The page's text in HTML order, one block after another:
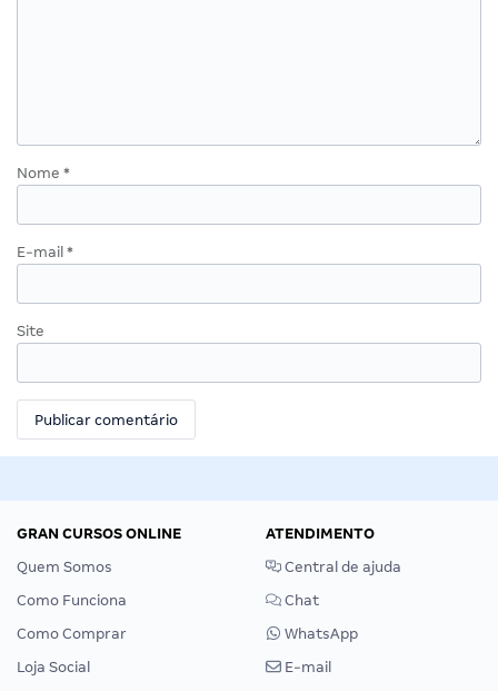
Nome *
E-mail *
Site
GRAN CURSOS ONLINE
Quem Somos
Como Funciona
Como Comprar
Loja Social
ATENDIMENTO
Central de ajuda
Chat
WhatsApp
E-mail